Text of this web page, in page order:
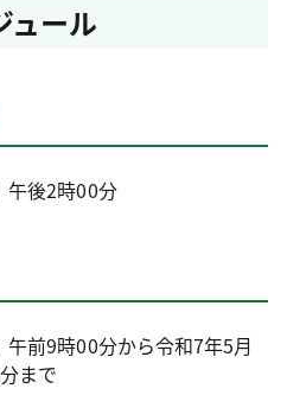
ール
午後2時00分
前9時00分から令和7年5月
まで